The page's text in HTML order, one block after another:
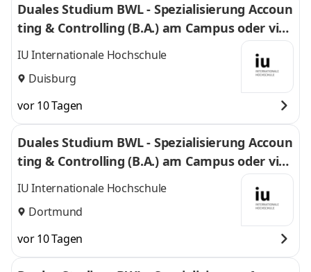
Duales Studium BWL - Spezialisierung Accoun
ting & Controlling (B.A.) am Campus oder virt
uell
IU Internationale Hochschule
Duisburg
vor 10 Tagen
Duales Studium BWL - Spezialisierung Accoun
ting & Controlling (B.A.) am Campus oder virt
uell
IU Internationale Hochschule
Dortmund
vor 10 Tagen